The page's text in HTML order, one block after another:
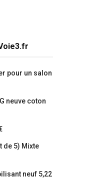
pour un salon
neuve coton
de 5) Mixte
neuf 5,22